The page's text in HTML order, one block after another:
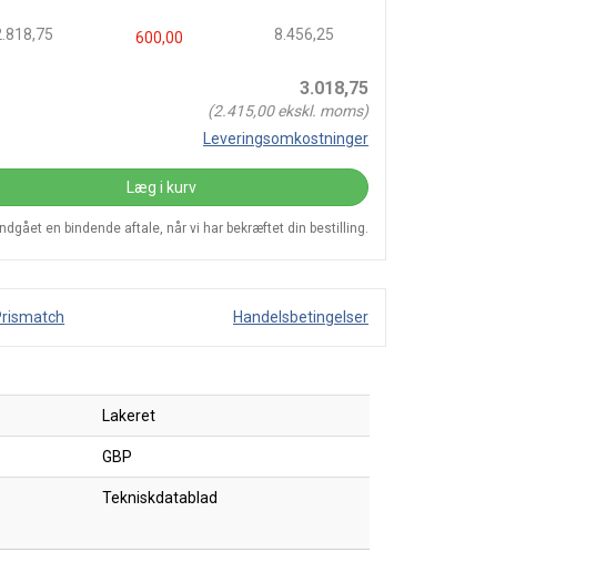
600,00 8.456,25
3.018,75
(2.415,00ekskl. moms)
Leveringsomkostninger
Læg i kurv
en bindende aftale, når vi har bekræftet din bestilling.
Handelsbetingelser
Lakeret
GBP
Tekniskdatablad